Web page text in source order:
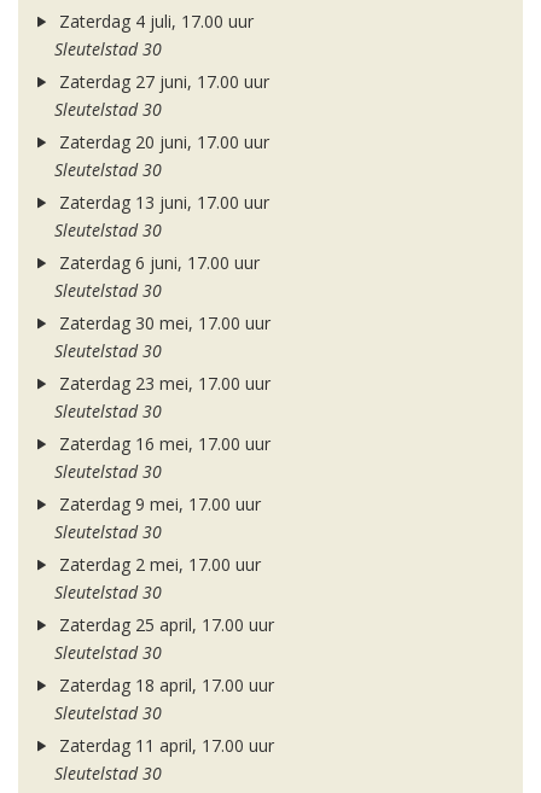
Zaterdag 4 juli, 17.00 uur
Sleutelstad 30
Zaterdag 27 juni, 17.00 uur
Sleutelstad 30
Zaterdag 20 juni, 17.00 uur
Sleutelstad 30
Zaterdag 13 juni, 17.00 uur
Sleutelstad 30
Zaterdag 6 juni, 17.00 uur
Sleutelstad 30
Zaterdag 30 mei, 17.00 uur
Sleutelstad 30
Zaterdag 23 mei, 17.00 uur
Sleutelstad 30
Zaterdag 16 mei, 17.00 uur
Sleutelstad 30
Zaterdag 9 mei, 17.00 uur
Sleutelstad 30
Zaterdag 2 mei, 17.00 uur
Sleutelstad 30
Zaterdag 25 april, 17.00 uur
Sleutelstad 30
Zaterdag 18 april, 17.00 uur
Sleutelstad 30
Zaterdag 11 april, 17.00 uur
Sleutelstad 30